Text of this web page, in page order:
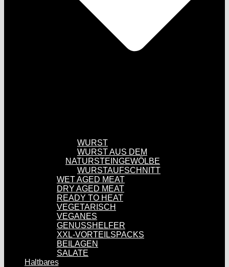
WURST
WURST AUS DEM
NATURSTEINGEWÖLBE
WURSTAUFSCHNITT
WET AGED MEAT
DRY AGED MEAT
READY TO HEAT
VEGETARISCH
VEGANES
GENUSSHELFER
XXL-VORTEILSPACKS
BEILAGEN
SALATE
Haltbares